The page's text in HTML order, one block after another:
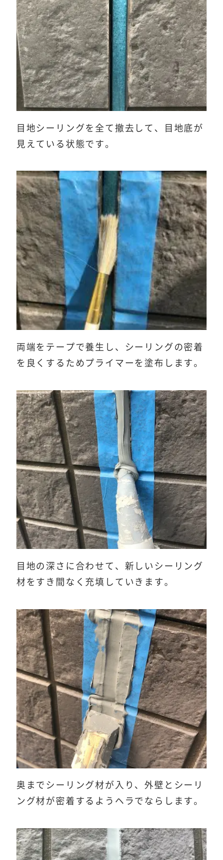
目地シーリングを全て撤去して、目地底が
見えている状態です。
両端をテープで養生し、シーリングの密着
を良くするためプライマーを塗布します。
目地の深さに合わせて、新しいシーリング
材をすき間なく充填していきます。
奥までシーリング材が入り、外壁とシーリ
ング材が密着するようヘラでならします。